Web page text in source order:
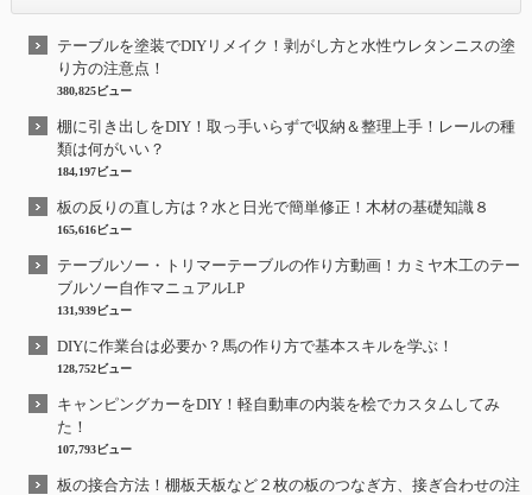
テーブルを塗装でDIYリメイク！剥がし方と水性ウレタンニスの塗
り方の注意点！
380,825ビュー
棚に引き出しをDIY！取っ手いらずで収納＆整理上手！レールの種
類は何がいい？
184,197ビュー
板の反りの直し方は？水と日光で簡単修正！木材の基礎知識８
165,616ビュー
テーブルソー・トリマーテーブルの作り方動画！カミヤ木工のテー
ブルソー自作マニュアルLP
131,939ビュー
DIYに作業台は必要か？馬の作り方で基本スキルを学ぶ！
128,752ビュー
キャンピングカーをDIY！軽自動車の内装を桧でカスタムしてみ
た！
107,793ビュー
板の接合方法！棚板天板など２枚の板のつなぎ方、接ぎ合わせの注